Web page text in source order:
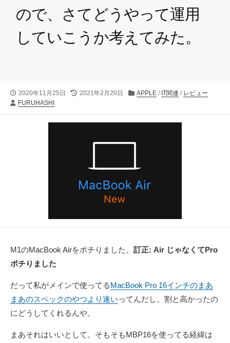
ので、さてどうやって運用
していこうか考えてみた。
公
開
2020年11月25日
最
新
2021年2月20日
カ
リ
APPLE / IT関連 / レビュー
投
FURUHASHI
M1のMacBook Airをポチりました。 訂正: Air じゃなくてPro
ポチりました
だって私がメインで使ってるMacBook Pro 16インチのまあ
まあのスペックのやつより速いってんだし。割と高かったの
にどうしてくれるんや。
まあそれはいいとして。そもそもMBP16を使ってる経緯は